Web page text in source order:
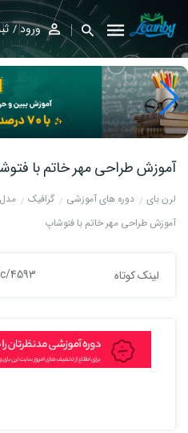
ورود
آموزش طراحی مهر خاتم با
لرن بای دوره های آموزشی گرافیک
آموزش طراحی مهر خاتم با فتوشاپ
لینک کوتاه 4593